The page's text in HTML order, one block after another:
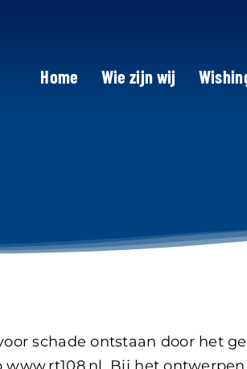
Home Wie zijn wij
schade ontstaan door het